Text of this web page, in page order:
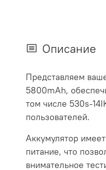
Описание
Представляем
5800mAh,
том числе 530s-
пользователей.
Аккумулятор
питание, что
внимательное